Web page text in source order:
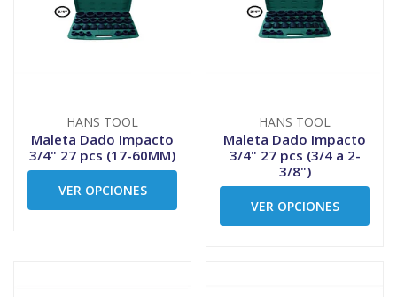
HANS TOOL
Maleta Dado Impacto
3/4" 27 pcs (17-60MM)
VER OPCIONES
HANS TOOL
Maleta Dado Impacto
3/4" 27 pcs (3/4 a 2-
3/8")
VER OPCIONES